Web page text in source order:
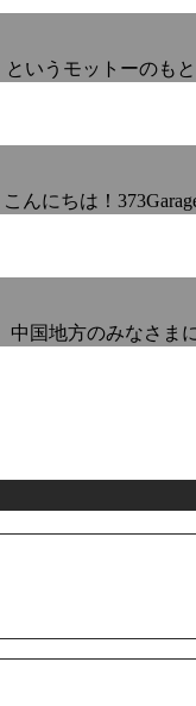
というモットーのも
んにちは！
中国地方のみなさ